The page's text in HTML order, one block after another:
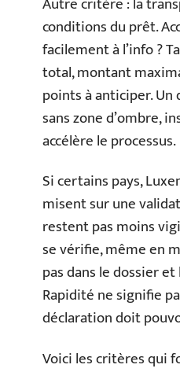
conditions du prêt.
facilement à l’info ?
total, montant
points à anticiper. Un
sans zone d’ombre,
accélère le processus.
Si certains pays,
misent sur une
restent pas moins
se vérifie, même en
pas dans le dossier
Rapidité ne signifie
déclaration doit
Voici les critères qui